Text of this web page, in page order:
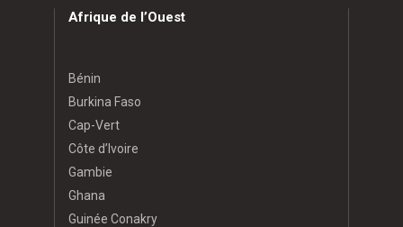
Afrique de l’Ouest
Bénin
Burkina Faso
Cap-Vert
Côte d’Ivoire
Gambie
Ghana
Guinée Conakry